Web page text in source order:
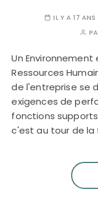
IL Y A 17 ANS
Un
Ressources
de l'entreprise se
exigences de
fonctions
c'est au tour de la